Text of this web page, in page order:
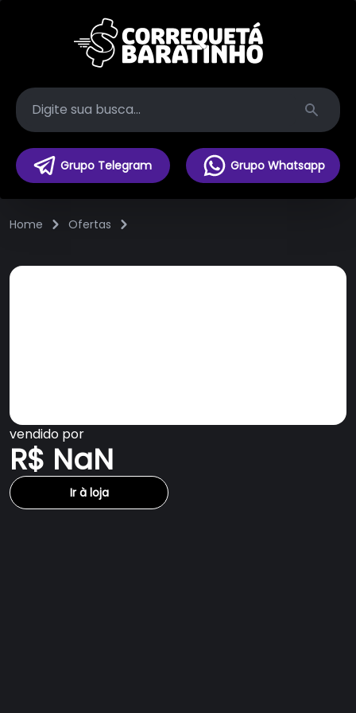
Search
Grupo Telegram Grupo Whatsapp
Home Ofertas
vendido por
R$ NaN
Ir à loja